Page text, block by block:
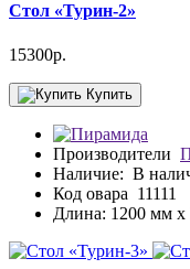
Стол «Турин-2»
15300р.
Купить
Производители
Наличие: В
Код овара 11111
Длина: 1200 мм